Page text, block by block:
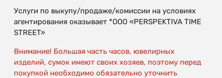
Услуги по выкупу/продаже/комиссии на условиях
агентирования оказывает *OOO «PERSPEKTIVA TIME
STREET»
Внимание! Большая часть часов, ювелирных
изделий, сумок имеют своих хозяев, поэтому перед
покупкой необходимо обязательно уточнить